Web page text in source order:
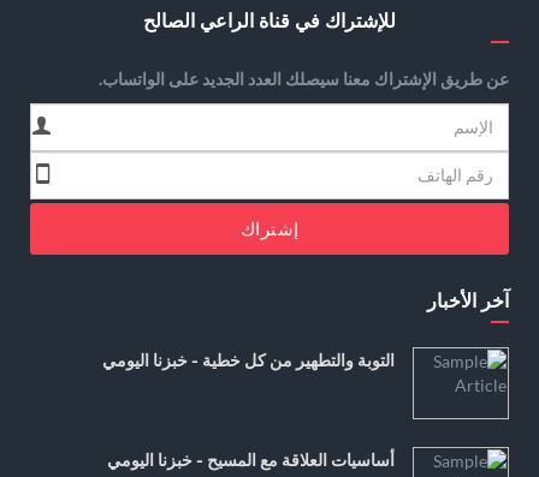
للإشتراك في قناة الراعي الصالح
عن طريق الإشتراك معنا سيصلك العدد الجديد على الواتساب.
إشتراك
آخر الأخبار
التوبة والتطهير من كل خطية - خبزنا اليومي
أساسيات العلاقة مع المسيح - خبزنا اليومي